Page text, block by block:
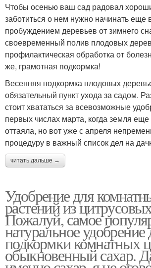
Чтобы осенью ваш сад радовал
заботиться о нем нужно начинать еще
пробуждением деревьев от зимнего
своевременный полив плодовых
профилактическая обработка от
же, грамотная подкормка!
Весенняя подкормка плодовых
обязательный пункт ухода за садом.
стоит хвататься за всевозможные
первых числах марта, когда земля
оттаяла, но вот уже с апреля
процедуру в важный список дел на
читать дальше →
Удобрение для
растений из
Пожалуй, самое
натуральное удобрение
подкормки комнатных
обыкновенный сахар.